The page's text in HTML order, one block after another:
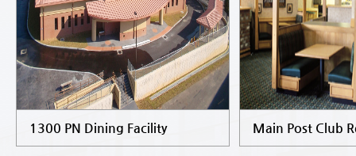
1300 PN Dining Facility Main Post Club